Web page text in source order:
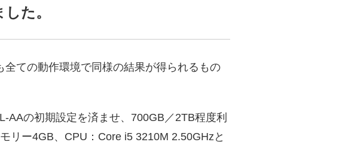
た。
ての動作環境で同様の結果が得られるもの
AAの初期設定を済ませ、700GB／2TB程度利
リー4GB、CPU：Core i5 3210M 2.50GHzと